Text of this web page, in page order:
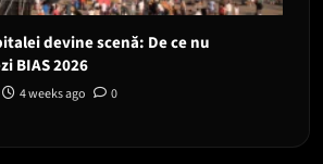
devine scenă: De ce nu
BIAS 2026
4 weeks ago 0